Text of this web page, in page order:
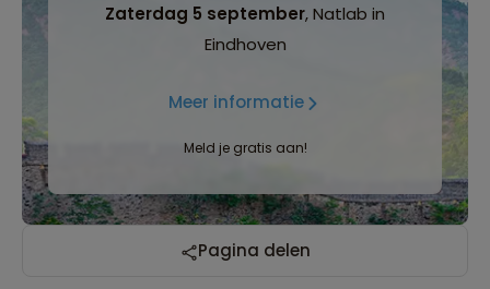
Zaterdag 5 september, Natlab in
Eindhoven
Meer informatie
Meld je gratis aan!
Pagina delen
Reizen met oog voor mens, cultuur en milieu